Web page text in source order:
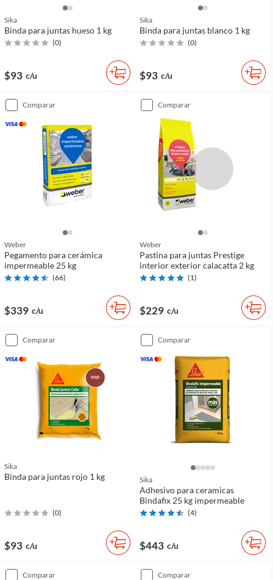
Sika
Binda para juntas hueso 1 kg
(0)
$93 c/u
Sika
Binda para juntas blanco 1 kg
(0)
$93 c/u
comparar
Weber
Pegamento para cerámica
impermeable 25 kg
(66)
$339 c/u
comparar
Weber
Pastina para juntas Prestige
interior exterior calacatta 2 kg
(1)
$229 c/u
comparar
Sika
Binda para juntas rojo 1 kg
(0)
$93 c/u
comparar
Sika
Adhesivo para ceramicas
Bindafix 25 kg impermeable
(4)
$443 c/u
comparar comparar